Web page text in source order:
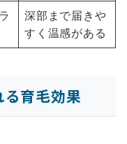
深部まで届きや
すく温感がある
育毛効果